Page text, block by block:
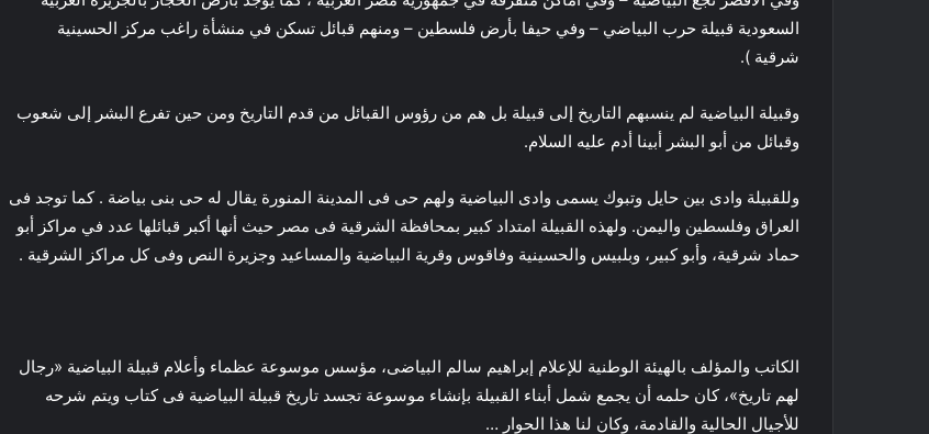
السعودية قبيلة حرب البياضي – وفي حيفا بأرض فلسطين – ومنهم قبائل تسكن في منشأة راغب مركز الحسينية
شرقية ).
وقبيلة البياضية لم ينسبهم التاريخ إلى قبيلة بل هم من رؤوس القبائل من قدم التاريخ ومن حين تفرع البشر إلى شعوب
وقبائل من أبو البشر أبينا أدم عليه السلام.
وللقبيلة وادى بين حايل وتبوك يسمى وادى البياضية ولهم حى فى المدينة المنورة يقال له حى بنى بياضة . كما توجد فى
العراق وفلسطين واليمن. ولهذه القبيلة امتداد كبير بمحافظة الشرقية فى مصر حيث أنها أكبر قبائلها عدد في مراكز أبو
حماد شرقية، وأبو كبير، وبلبيس والحسينية وفاقوس وقرية البياضية والمساعيد وجزيرة النص وفى كل مراكز الشرقية .
الكاتب والمؤلف بالهيئة الوطنية للإعلام إبراهيم سالم البياضى، مؤسس موسوعة عظماء وأعلام قبيلة البياضية «رجال
لهم تاريخ»، كان حلمه أن يجمع شمل أبناء القبيلة بإنشاء موسوعة تجسد تاريخ قبيلة البياضية فى كتاب ويتم شرحه
للأجيال الحالية والقادمة، وكان لنا هذا الحوار …